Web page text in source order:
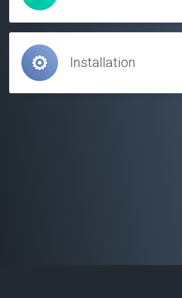
Installation